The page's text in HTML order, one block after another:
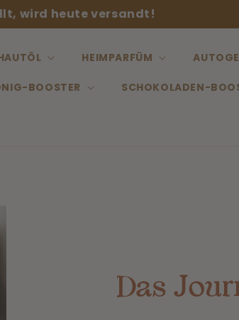
wird heute versandt!
HEIMPARFÜM
BOOSTER SCHOKOLADEN-
Das